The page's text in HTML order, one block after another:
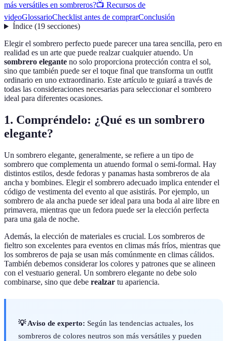
más versátiles en sombreros?📺 Recursos de
videoGlossarioChecklist antes de comprarConclusión
Índice(19 secciones)
Elegir el sombrero perfecto puede parecer una tarea sencilla, pero en
realidad es un arte que puede realzar cualquier atuendo. Un
sombrero elegante no solo proporciona protección contra el sol,
sino que también puede ser el toque final que transforma un outfit
ordinario en uno extraordinario. Este artículo te guiará a través de
todas las consideraciones necesarias para seleccionar el sombrero
ideal para diferentes ocasiones.
1. Compréndelo: ¿Qué es un sombrero
elegante?
Un sombrero elegante, generalmente, se refiere a un tipo de
sombrero que complementa un atuendo formal o semi-formal. Hay
distintos estilos, desde fedoras y panamas hasta sombreros de ala
ancha y bombines. Elegir el sombrero adecuado implica entender el
código de vestimenta del evento al que asistirás. Por ejemplo, un
sombrero de ala ancha puede ser ideal para una boda al aire libre en
primavera, mientras que un fedora puede ser la elección perfecta
para una gala de noche.
Además, la elección de materiales es crucial. Los sombreros de
fieltro son excelentes para eventos en climas más fríos, mientras que
los sombreros de paja se usan más comúnmente en climas cálidos.
También debemos considerar los colores y patrones que se alineen
con el vestuario general. Un sombrero elegante no debe solo
combinarse, sino que debe realzar tu apariencia.
💡 Aviso de experto: Según las tendencias actuales, los
sombreros de colores neutros son más versátiles y pueden